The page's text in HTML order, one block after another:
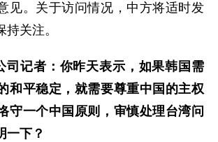
见。关于访问情况，中方将适时发
关注。
司记者：你昨天表示，如果韩国需
和平稳定，就需要尊重中国的主权
守一个中国原则，审慎处理台湾问
一下？